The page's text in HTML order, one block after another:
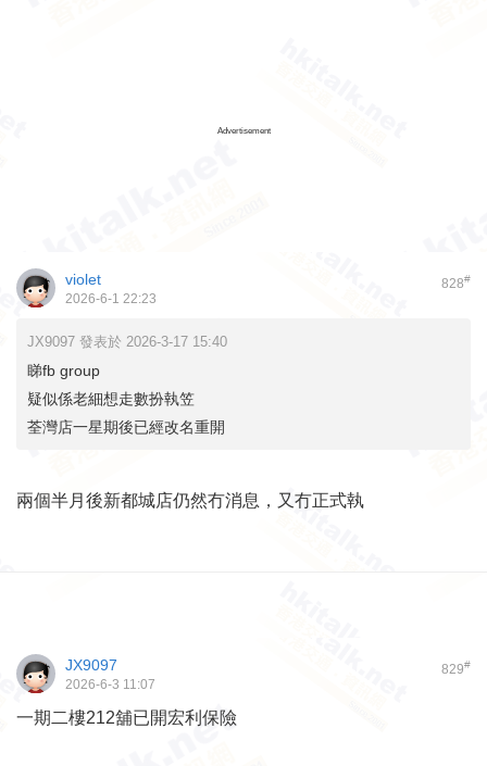
Advertisement
828#
violet
2026-6-1 22:23
JX9097 發表於 2026-3-17 15:40
睇fb group
疑似係老細想走數扮執笠
荃灣店一星期後已經改名重開
兩個半月後新都城店仍然冇消息，又冇正式執
829#
JX9097
2026-6-3 11:07
一期二樓212舖已開宏利保險